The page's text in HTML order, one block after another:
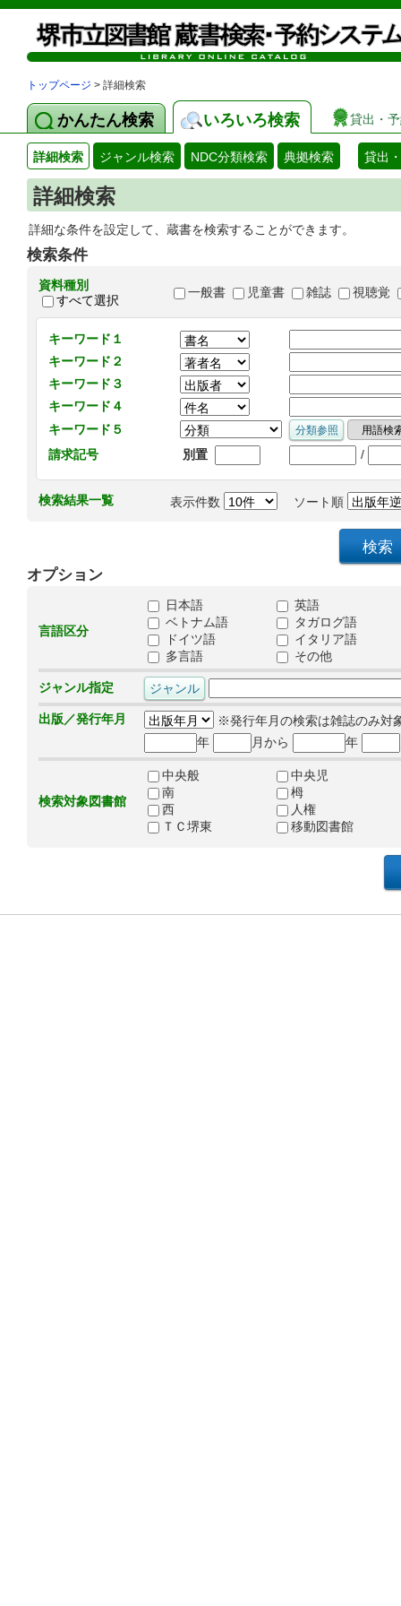
トップページ > 詳細検索
かんたん検索 いろいろ検索 貸出・
詳細検索 ジャンル検索 NDC分類検索 典拠検索 貸出
詳細検索
詳細な条件を設定して、蔵書を検索することができます。
検索条件
資料種別
すべて選択
一般書 児童書 雑誌 視聴覚
キーワード１
キーワード２
キーワード３
キーワード４
キーワード５
請求記号
別置 /
検索結果一覧 表示件数 ソート順
オプション
言語区分
日本語
英語
ベトナム語
タガログ語
ドイツ語
イタリア語
多言語
その他
ジャンル指定
出版／発行年月
※発行年月の検索は雑誌のみ対
年
月から 年
検索対象図書館
中央般
中央児
南
栂
西
人権
ＴＣ堺東
移動図書館